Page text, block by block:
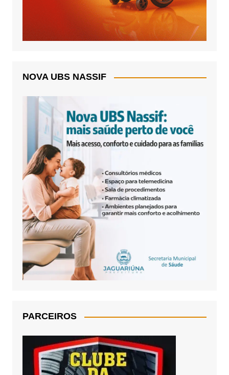
NOVA UBS NASSIF
PARCEIROS